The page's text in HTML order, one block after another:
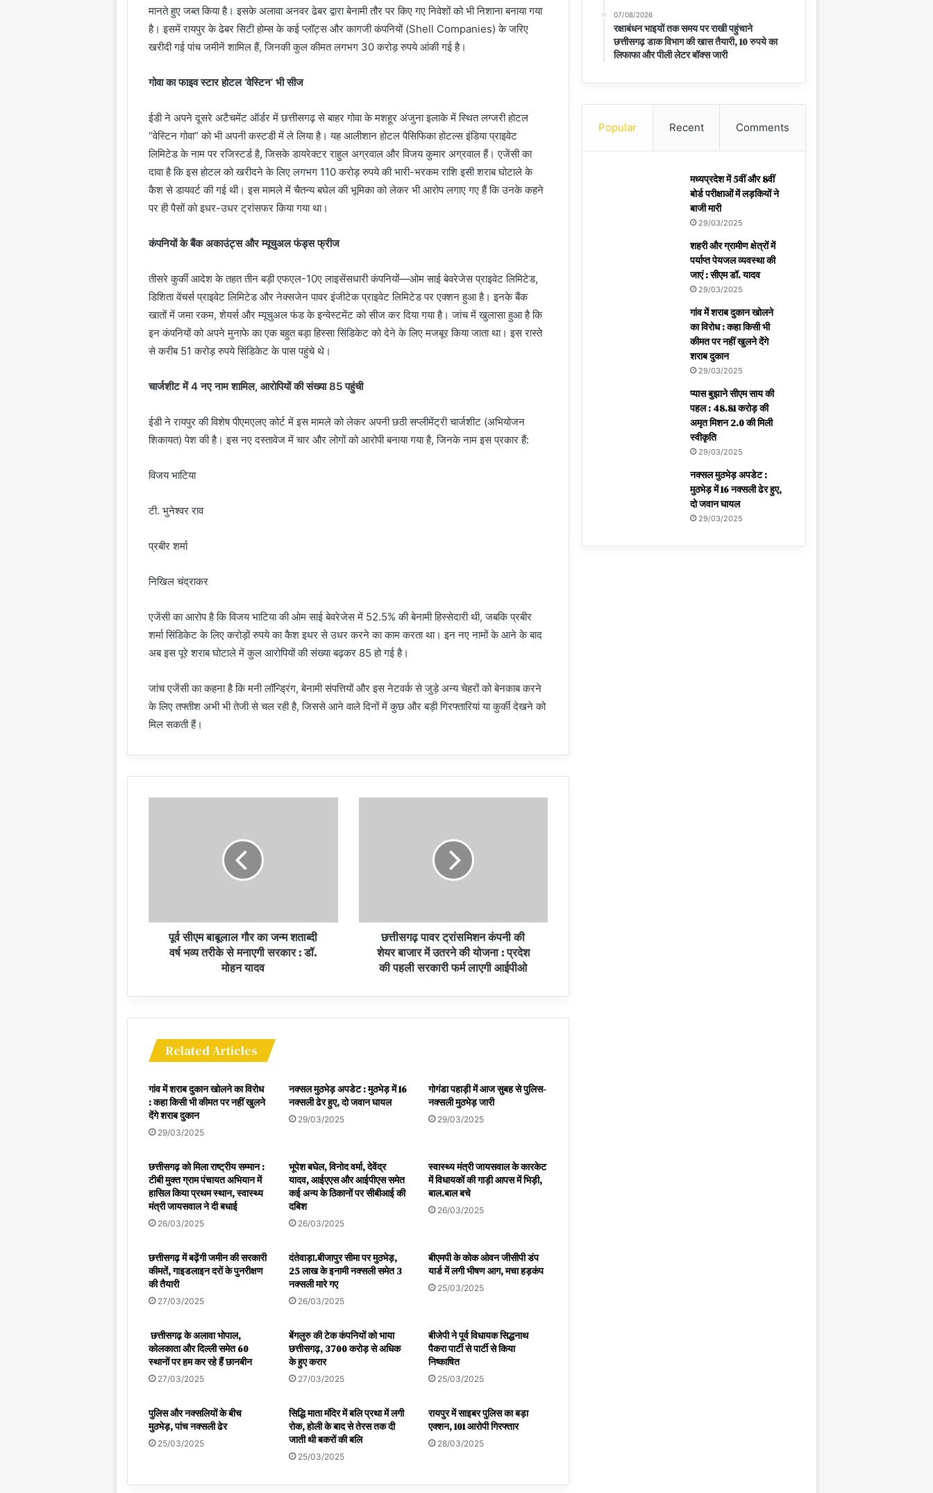
मानते हुए जब्त किया है। इसके अलावा अनवर ढेबर द्वारा बेनामी तौर पर किए गए निवेशों को भी निशाना बनाया गया
है। इसमें रायपुर के ढेबर सिटी होम्स के कई प्लॉट्स और कागजी कंपनियों (Shell Companies) के जरिए
खरीदी गई पांच जमीनें शामिल हैं, जिनकी कुल कीमत लगभग 30 करोड़ रुपये आंकी गई है।
गोवा का फाइव स्टार होटल ‘वेस्टिन’ भी सीज
ईडी ने अपने दूसरे अटैचमेंट ऑर्डर में छत्तीसगढ़ से बाहर गोवा के मशहूर अंजुना इलाके में स्थित लग्जरी होटल
“वेस्टिन गोवा” को भी अपनी कस्टडी में ले लिया है। यह आलीशान होटल पैसिफिका होटल्स इंडिया प्राइवेट
लिमिटेड के नाम पर रजिस्टर्ड है, जिसके डायरेक्टर राहुल अग्रवाल और विजय कुमार अग्रवाल हैं। एजेंसी का
दावा है कि इस होटल को खरीदने के लिए लगभग 110 करोड़ रुपये की भारी-भरकम राशि इसी शराब घोटाले के
कैश से डायवर्ट की गई थी। इस मामले में चैतन्य बघेल की भूमिका को लेकर भी आरोप लगाए गए हैं कि उनके कहने
पर ही पैसों को इधर-उधर ट्रांसफर किया गया था।
कंपनियों के बैंक अकाउंट्स और म्यूचुअल फंड्स फ्रीज
तीसरे कुर्की आदेश के तहत तीन बड़ी एफएल-10ए लाइसेंसधारी कंपनियों—ओम साई बेवरेजेस प्राइवेट लिमिटेड,
डिशिता वेंचर्स प्राइवेट लिमिटेड और नेक्सजेन पावर इंजीटेक प्राइवेट लिमिटेड पर एक्शन हुआ है। इनके बैंक
खातों में जमा रकम, शेयर्स और म्यूचुअल फंड के इन्वेस्टमेंट को सीज कर दिया गया है। जांच में खुलासा हुआ है कि
इन कंपनियों को अपने मुनाफे का एक बहुत बड़ा हिस्सा सिंडिकेट को देने के लिए मजबूर किया जाता था। इस रास्ते
से करीब 51 करोड़ रुपये सिंडिकेट के पास पहुंचे थे।
चार्जशीट में 4 नए नाम शामिल, आरोपियों की संख्या 85 पहुंची
ईडी ने रायपुर की विशेष पीएमएलए कोर्ट में इस मामले को लेकर अपनी छठी सप्लीमेंट्री चार्जशीट (अभियोजन
शिकायत) पेश की है। इस नए दस्तावेज में चार और लोगों को आरोपी बनाया गया है, जिनके नाम इस प्रकार हैं:
विजय भाटिया
टी. भुनेश्वर राव
प्रबीर शर्मा
निखिल चंद्राकर
एजेंसी का आरोप है कि विजय भाटिया की ओम साई बेवरेजेस में 52.5% की बेनामी हिस्सेदारी थी, जबकि प्रबीर
शर्मा सिंडिकेट के लिए करोड़ों रुपये का कैश इधर से उधर करने का काम करता था। इन नए नामों के आने के बाद
अब इस पूरे शराब घोटाले में कुल आरोपियों की संख्या बढ़कर 85 हो गई है।
जांच एजेंसी का कहना है कि मनी लॉन्ड्रिंग, बेनामी संपत्तियों और इस नेटवर्क से जुड़े अन्य चेहरों को बेनकाब करने
के लिए तफ्तीश अभी भी तेजी से चल रही है, जिससे आने वाले दिनों में कुछ और बड़ी गिरफ्तारियां या कुर्की देखने को
मिल सकती हैं।
पूर्व सीएम बाबूलाल गौर का जन्म शताब्दी
वर्ष भव्य तरीके से मनाएगी सरकार : डॉ.
मोहन यादव
छत्तीसगढ़ पावर ट्रांसमिशन कंपनी की
शेयर बाजार में उतरने की योजना : प्रदेश
की पहली सरकारी फर्म लाएगी आईपीओ
Related Articles
गांव में शराब दुकान खोलने का विरोध
: कहा किसी भी कीमत पर नहीं खुलने
देंगे शराब दुकान
29/03/2025
नक्सल मुठभेड़ अपडेट : मुठभेड़ में 16
नक्सली ढेर हुए, दो जवान घायल
29/03/2025
गोगंडा पहाड़ी में आज सुबह से पुलिस-
नक्सली मुठभेड़ जारी
29/03/2025
छत्तीसगढ़ को मिला राष्ट्रीय सम्मान :
टीबी मुक्त ग्राम पंचायत अभियान में
हासिल किया प्रथम स्थान, स्वास्थ्य
मंत्री जायसवाल ने दी बधाई
26/03/2025
भूपेश बघेल, विनोद वर्मा, देवेंद्र
यादव, आईएएस और आईपीएस समेत
कई अन्य के ठिकानों पर सीबीआई की
दबिश
26/03/2025
स्वास्थ्य मंत्री जायसवाल के कारकेट
में विधायकों की गाड़ी आपस में भिड़ी,
बाल.बाल बचे
26/03/2025
छत्तीसगढ़ में बढ़ेंगी जमीन की सरकारी
कीमतें, गाइडलाइन दरों के पुनरीक्षण
की तैयारी
27/03/2025
दंतेवाड़ा.बीजापुर सीमा पर मुठभेड़,
25 लाख के इनामी नक्सली समेत 3
नक्सली मारे गए
26/03/2025
बीएमपी के कोक ओवन जीसीपी डंप
यार्ड में लगी भीषण आग, मचा हड़कंप
25/03/2025
छत्तीसगढ़ के अलावा भोपाल,
कोलकाता और दिल्ली समेत 60
स्थानों पर हम कर रहे हैं छानबीन
27/03/2025
बेंगलुरु की टेक कंपनियों को भाया
छत्तीसगढ़, 3700 करोड़ से अधिक
के हुए करार
27/03/2025
बीजेपी ने पूर्व विधायक सिद्धनाथ
पैकरा पार्टी से पार्टी से किया
निष्काषित
25/03/2025
पुलिस और नक्सलियों के बीच
मुठभेड़, पांच नक्सली ढेर
25/03/2025
सिद्धि माता मंदिर में बलि प्रथा में लगी
रोक, होली के बाद से तेरस तक दी
जाती थी बकरों की बलि
25/03/2025
रायपुर में साइबर पुलिस का बड़ा
एक्शन, 101 आरोपी गिरफ्तार
28/03/2025
07/08/2026
रक्षाबंधन भाइयों तक समय पर राखी पहुंचाने
छत्तीसगढ़ डाक विभाग की खास तैयारी, 10 रुपये का
लिफाफा और पीली लेटर बॉक्स जारी
Popular Recent Comments
मध्यप्रदेश में 5वीं और 8वीं
बोर्ड परीक्षाओं में लड़कियों ने
बाजी मारी
29/03/2025
शहरी और ग्रामीण क्षेत्रों में
पर्याप्त पेयजल व्यवस्था की
जाएं : सीएम डॉ. यादव
29/03/2025
गांव में शराब दुकान खोलने
का विरोध : कहा किसी भी
कीमत पर नहीं खुलने देंगे
शराब दुकान
29/03/2025
प्यास बुझाने सीएम साय की
पहल : 48.81 करोड़ की
अमृत मिशन 2.0 की मिली
स्वीकृति
29/03/2025
नक्सल मुठभेड़ अपडेट :
मुठभेड़ में 16 नक्सली ढेर हुए,
दो जवान घायल
29/03/2025